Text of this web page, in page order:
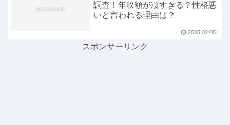
調査！年収額が凄すぎる？性格悪
いと言われる理由は？
2025.02.05
スポンサーリンク